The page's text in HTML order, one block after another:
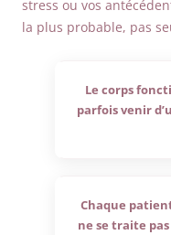
stress ou vos
la plus probable, pas
Le corps
parfois venir
Chaque
ne se traite